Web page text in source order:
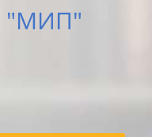
"МИП"